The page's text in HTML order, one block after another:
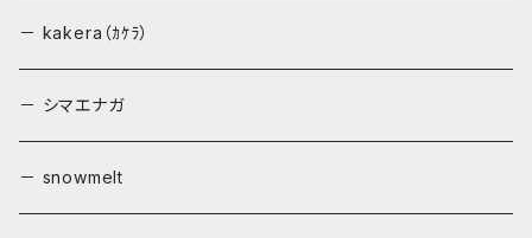
－ kakera（ｶｹﾗ）
－ シマエナガ
－ snowmelt